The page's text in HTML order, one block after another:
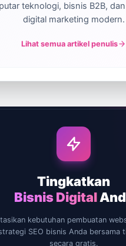
teknologi, bisnis B2B,
digital marketing modern.
Lihat semua artikel penulis
Tingkatkan
Bisnis Digital
kebutuhan pembuatan
SEO bisnis Anda bersama
secara gratis.